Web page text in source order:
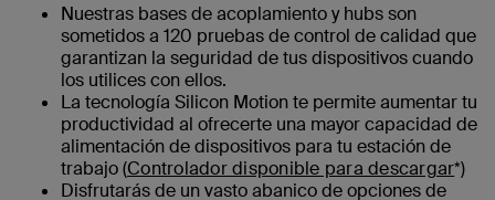
Nuestras bases de acoplamiento y hubs son
sometidos a 120 pruebas de control de calidad que
garantizan la seguridad de tus dispositivos cuando
los utilices con ellos.
La tecnología Silicon Motion te permite aumentar tu
productividad al ofrecerte una mayor capacidad de
alimentación de dispositivos para tu estación de
trabajo (Controlador disponible para descargar*)
Disfrutarás de un vasto abanico de opciones de